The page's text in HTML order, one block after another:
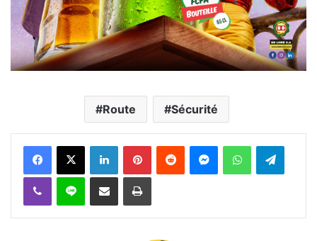
Route Sécurité
FacebookX Linkedin PinterestReddit MessengerWhatsAppTelegram
Viber Ligne Partager par email Imprimer